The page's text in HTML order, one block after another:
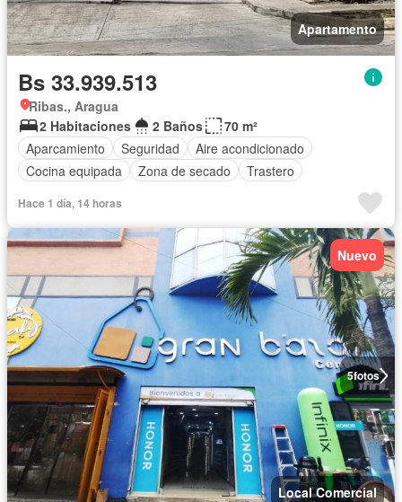
Apartamento
Bs 33.939.513
Ribas., Aragua
2 Habitaciones
2 Baños
70 m²
Aparcamiento
Seguridad
Aire acondicionado
Cocina equipada
Zona de secado Trastero
Hace 1 día, 14 horas
5fotos
Nuevo
Local Comercial